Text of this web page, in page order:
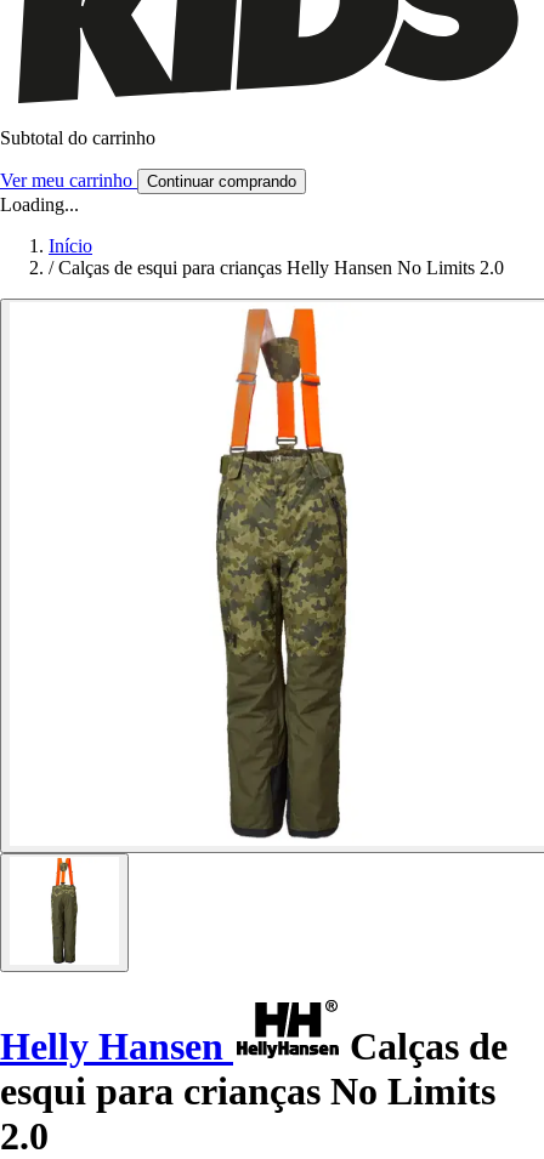
Subtotal do carrinho
Ver meu carrinho Continuar comprando
Loading...
Início
/ Calças de esqui para crianças Helly Hansen No Limits 2.0
Helly Hansen
Calças de
esqui para crianças No Limits
2.0